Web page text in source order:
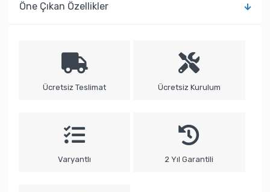
Öne Çıkan Özellikler
Ücretsiz Teslimat Ücretsiz Kurulum
Varyantlı 2 Yıl Garantili